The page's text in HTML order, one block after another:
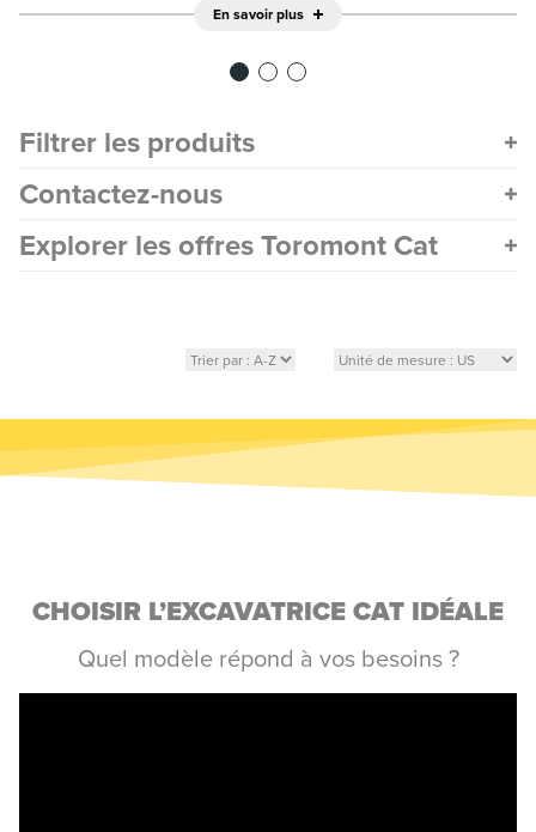
En savoir plus
Filtrer les produits
Contactez-nous
Explorer les offres Toromont Cat
CHOISIR L’EXCAVATRICE CAT IDÉALE
Quel modèle répond à vos besoins ?